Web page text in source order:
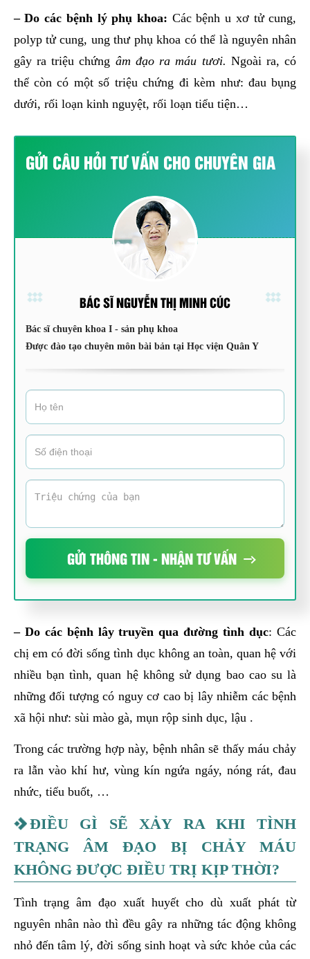
– Do các bệnh lý phụ khoa: Các bệnh u xơ tử cung,
polyp tử cung, ung thư phụ khoa có thể là nguyên nhân
gây ra triệu chứng âm đạo ra máu tươi. Ngoài ra, có
thể còn có một số triệu chứng đi kèm như: đau bụng
dưới, rối loạn kinh nguyệt, rối loạn tiểu tiện…
GỬI CÂU HỎI TƯ VẤN CHO CHUYÊN GIA
BÁC SĨ NGUYỄN THỊ MINH CÚC
Bác sĩ chuyên khoa I - sản phụ khoa
Được đào tạo chuyên môn bài bản tại Học viện Quân Y
GỬI THÔNG TIN - NHẬN TƯ VẤN
– Do các bệnh lây truyền qua đường tình dục: Các
chị em có đời sống tình dục không an toàn, quan hệ với
nhiều bạn tình, quan hệ không sử dụng bao cao su là
những đối tượng có nguy cơ cao bị lây nhiễm các bệnh
xã hội như: sùi mào gà, mụn rộp sinh dục, lậu .
Trong các trường hợp này, bệnh nhân sẽ thấy máu chảy
ra lẫn vào khí hư, vùng kín ngứa ngáy, nóng rát, đau
nhức, tiểu buốt, …
ĐIỀU GÌ SẼ XẢY RA KHI TÌNH
TRẠNG ÂM ĐẠO BỊ CHẢY MÁU
KHÔNG ĐƯỢC ĐIỀU TRỊ KỊP THỜI?
Tình trạng âm đạo xuất huyết cho dù xuất phát từ
nguyên nhân nào thì đều gây ra những tác động không
nhỏ đến tâm lý, đời sống sinh hoạt và sức khỏe của các